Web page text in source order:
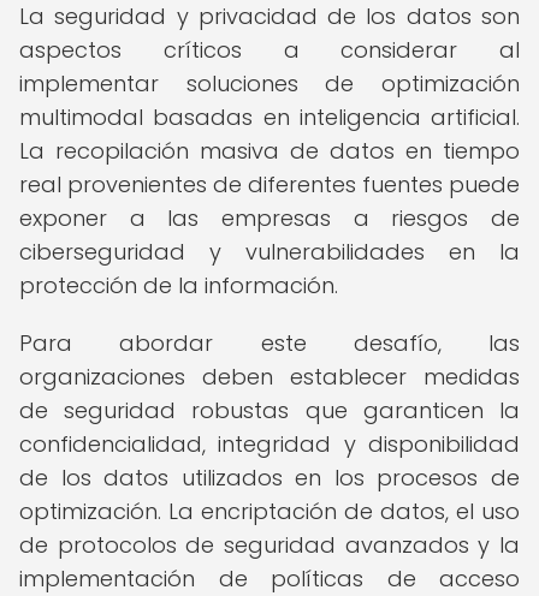
La seguridad y privacidad de los datos son
aspectos críticos a considerar al
implementar soluciones de optimización
multimodal basadas en inteligencia artificial.
La recopilación masiva de datos en tiempo
real provenientes de diferentes fuentes puede
exponer a las empresas a riesgos de
ciberseguridad y vulnerabilidades en la
protección de la información.
Para abordar este desafío, las
organizaciones deben establecer medidas
de seguridad robustas que garanticen la
confidencialidad, integridad y disponibilidad
de los datos utilizados en los procesos de
optimización. La encriptación de datos, el uso
de protocolos de seguridad avanzados y la
implementación de políticas de acceso